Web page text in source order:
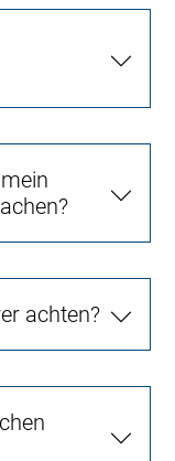
achten?